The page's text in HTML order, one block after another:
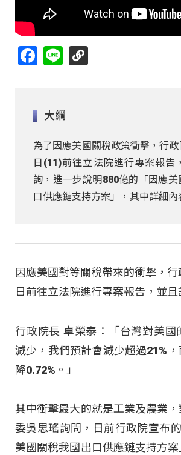
Facebook
Line
大綱
為了因應美國關稅政策衝擊，行
日(11)前往立法院進行專案報告
詢，進一步說明880億的「因應美
口供應鏈支持方案」，其中詳細內
因應美國對等關稅帶來的衝擊，行
日前往立法院進行專案報告，並且
行政院長 卓榮泰：「台灣對美國
減少，我們預計會減少超過21%
降0.72%。」
其中衝擊最大的就是工業及農業
委吳思瑤詢問，日前行政院宣布
美國關稅我國出口供應鏈支持方